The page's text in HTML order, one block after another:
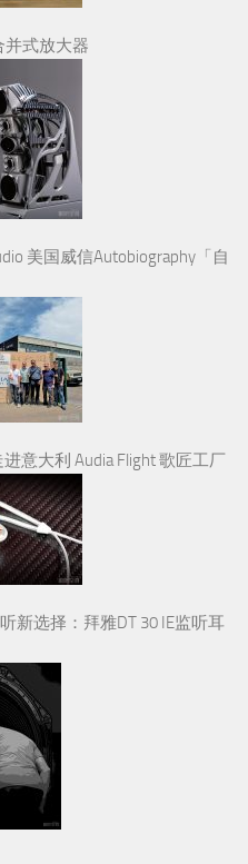
并式放大器
美国威信Autobiography「自
大利 Audia Flight 歌匠工厂
新选择：拜雅DT 30 IE监听耳